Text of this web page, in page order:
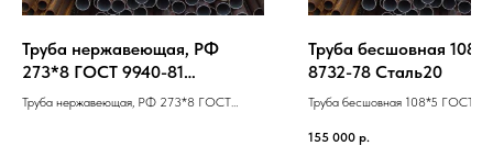
Труба нержавеющая, РФ
273*8 ГОСТ 9940-81
Cталь12Х18Н10Т
Труба нержавеющая, РФ 273*8 ГОСТ
Труба бесшовная
8732-78 Cталь20
Труба бесшовная 108*5 ГОСТ
155 000 р.